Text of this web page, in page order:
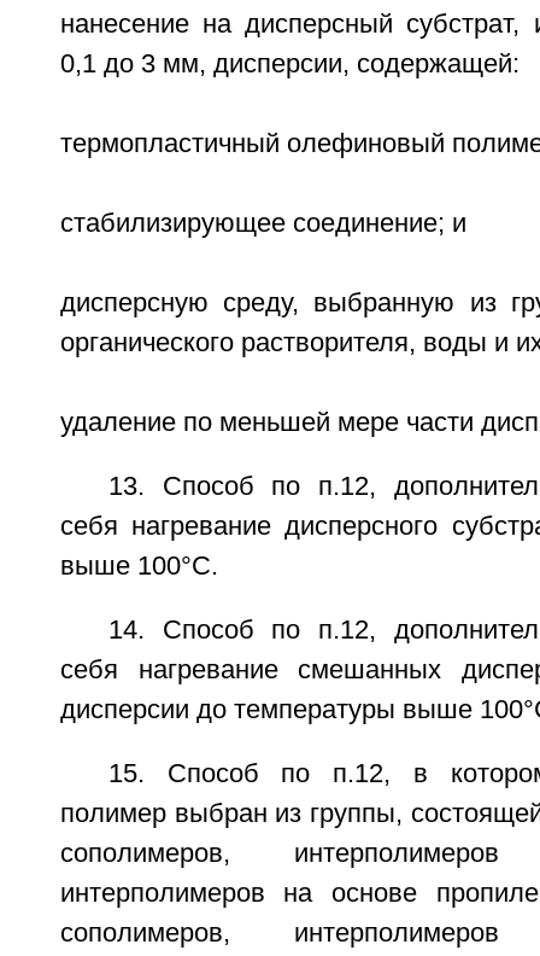
нанесение на дисперсный
0,1 до 3 мм, дисперсии, содержащей:
термопластичный олефиновый
стабилизирующее соединение; и
дисперсную среду, выбранную из
органического растворителя, воды и
удаление по меньшей мере части
13. Способ по п.12,
себя нагревание дисперсного
выше 100°С.
14. Способ по п.12,
себя нагревание смешанных
дисперсии до температуры выше
15. Способ по п.12, в
полимер выбран из группы,
сополимеров,
интерполимеров на основе
сополимеров,